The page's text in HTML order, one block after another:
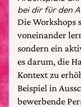
bei dir für den
Die Workshops
voneinander
sondern ein
es darum, die
Kontext zu
Beispiel in
bewerbende